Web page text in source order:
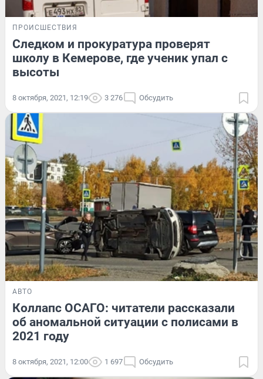
ПРОИСШЕСТВИЯ
Следком и прокуратура проверят
школу в Кемерове, где ученик упал с
высоты
8 октября, 2021, 12:19 3 276 Обсудить
АВТО
Коллапс ОСАГО: читатели рассказали
об аномальной ситуации с полисами в
2021 году
8 октября, 2021, 12:00 1 697 Обсудить